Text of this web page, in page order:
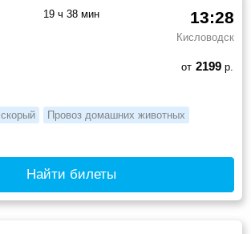
13:28
Кисловодск
19 ч 38 мин
от 2199р.
скорый
Провоз домашних животных
Найти билеты